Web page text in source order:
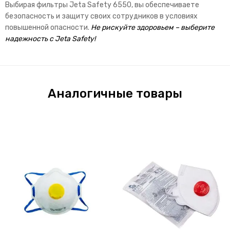
Выбирая фильтры Jeta Safety 6550, вы обеспечиваете
безопасность и защиту своих сотрудников в условиях
повышенной опасности. Не рискуйте здоровьем – выберите
надежность с Jeta Safety!
Аналогичные товары